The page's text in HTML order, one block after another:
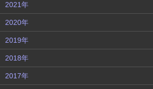
2021年
2020年
2019年
2018年
2017年